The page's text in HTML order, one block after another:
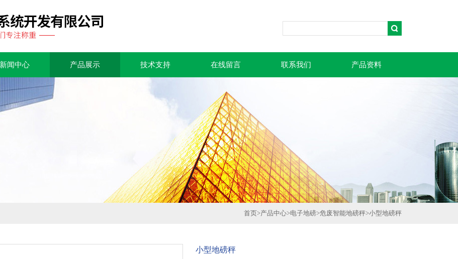
新闻中心 产品展示 技术支持 在线留言 联系我们 产品资料
首页>产品中心>电子地磅>危废智能地磅秤>小型地磅秤
小型地磅秤